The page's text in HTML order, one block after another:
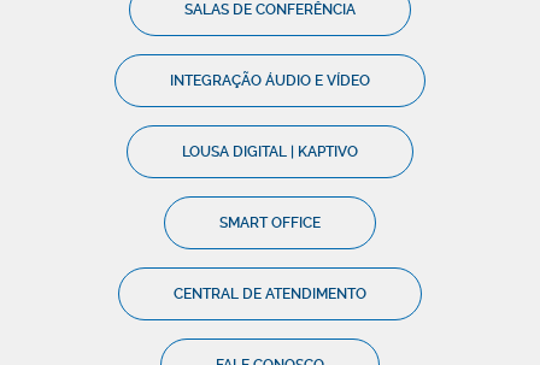
SALAS DE CONFERÊNCIA
INTEGRAÇÃO ÁUDIO E VÍDEO
LOUSA DIGITAL | KAPTIVO
SMART OFFICE
CENTRAL DE ATENDIMENTO